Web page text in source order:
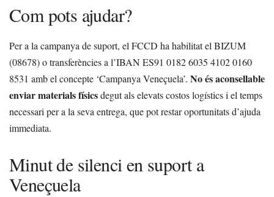
Com pots ajudar?
Per a la campanya de suport, el FCCD ha habilitat el BIZUM
(08678) o transferències a l’IBAN ES91 0182 6035 4102 0160
8531 amb el concepte ‘Campanya Veneçuela’. No és aconsellable
enviar materials físicsdegut als elevats costos logístics i el temps
necessari per a la seva entrega, que pot restar oportunitats d’ajuda
immediata.
Minut de silenci en suport a
Veneçuela